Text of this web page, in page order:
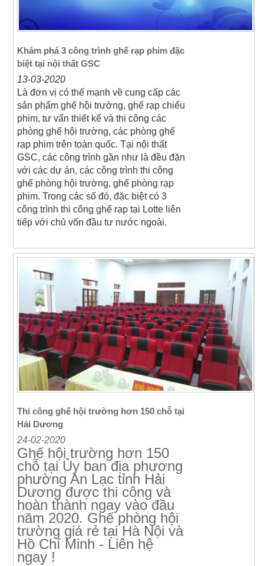
Khám phá 3 công trình ghế rạp phim đặc
biệt tại nội thất GSC
13-03-2020
Là đơn vị có thế mạnh về cung cấp các
sản phẩm ghế hội trường, ghế rạp chiếu
phim, tư vấn thiết kế và thi công các
phòng ghế hội trường, các phòng ghế
rạp phim trên toàn quốc. Tại nội thất
GSC, các công trình gần như là đều đặn
với các dự án, các công trình thi công
ghế phòng hội trường, ghế phòng rạp
phim. Trong các số đó, đặc biệt có 3
công trình thi công ghế rạp tại Lotte liên
tiếp với chủ vốn đầu tư nước ngoài.
Thi công ghế hội trường hơn 150 chỗ tại
Hải Dương
24-02-2020
Ghế hội trường hơn 150
chỗ tại Ủy ban địa phương
phường An Lạc tỉnh Hải
Dương được thi công và
hoàn thành ngay vào đầu
năm 2020. Ghế phòng hội
trường giá rẻ tại Hà Nội và
Hồ Chí Minh - Liên hệ
ngay !